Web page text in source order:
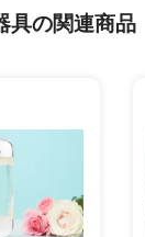
具の関連商品